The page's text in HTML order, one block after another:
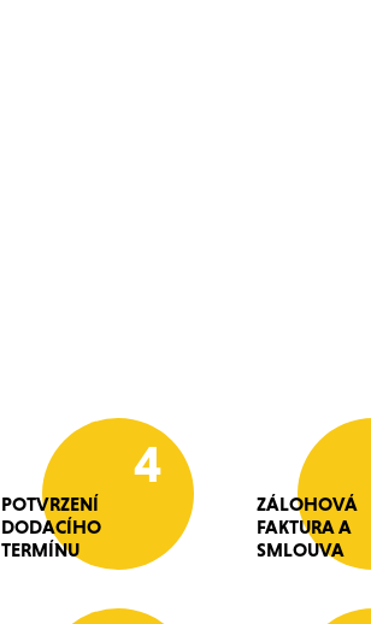
4
POTVRZENÍ
DODACÍHO
TERMÍNU
ZÁLOHOVÁ
FAKTURA A
SMLOUVA